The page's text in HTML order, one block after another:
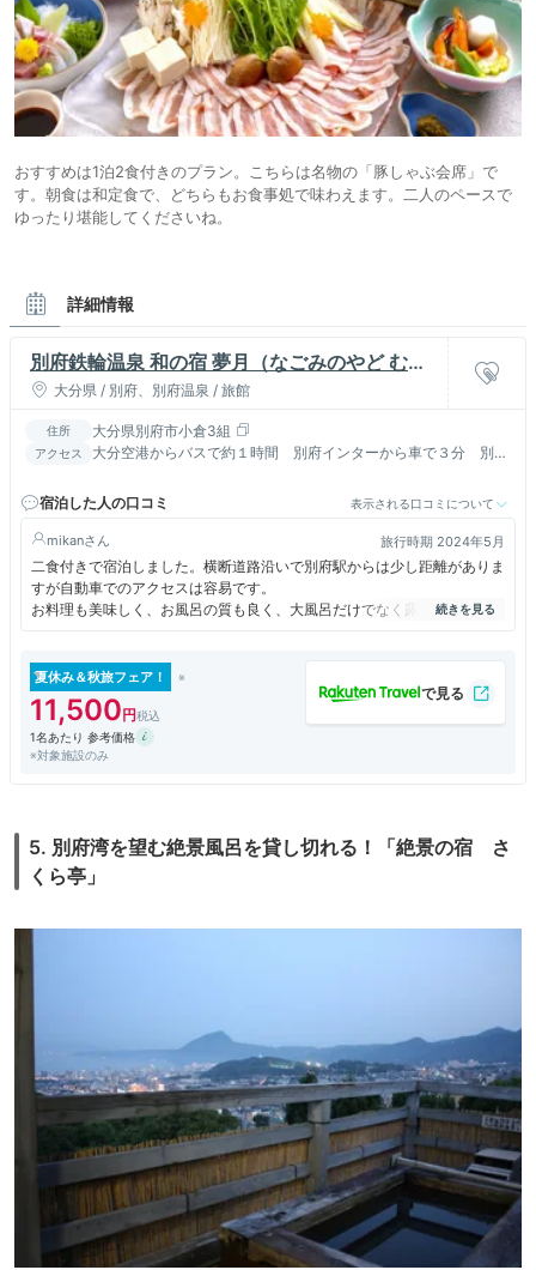
おすすめは1泊2食付きのプラン。こちらは名物の「豚しゃぶ会席」で
す。朝食は和定食で、どちらもお食事処で味わえます。二人のペースで
ゆったり堪能してくださいね。
詳細情報
別府鉄輪温泉 和の宿 夢月（なごみのやど むつ
き）大分県 / 別府、別府温泉 / 旅館
住所 大分県別府市小倉3組
アクセス
大分空港からバスで約１時間 別府インターから車で３分 別府
宿泊した人の口コミ
表示される口コミについて
mikan 旅行時期 2024年5月
二食付きで宿泊しました。横断道路沿いで別府駅からは少し距離がありま
すが自動車でのアクセスは容易です。
お料理も美味しく、お風呂の質も良く、大風呂だけでなく露天風呂、足湯
と楽しめますが、温泉に入り過ぎると疲れるので大風呂だけで充分満足さ
お料理は地元の食材豊富、地獄蒸しが提供されるなど満足でした。
平日だからか、意外にもビジネスマンが多く、女の人の宿泊客が少なく、
大風呂を満喫させていただきました。
旅館自体、リノベーションが施された建物のようですが、清潔で居心地よ
く過ごしました。
夏休み＆秋旅フェア！
11,500
1名あたり 参考価格
※対象施設のみ
5. 別府湾を望む絶景風呂を貸し切れる！「絶景の宿 さ
くら亭」